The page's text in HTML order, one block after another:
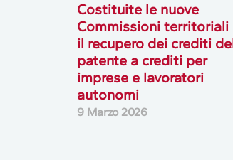
Costituite le nuove
Commissioni territoriali
il recupero dei crediti
patente a crediti per
imprese e lavoratori
autonomi
9 Marzo 2026